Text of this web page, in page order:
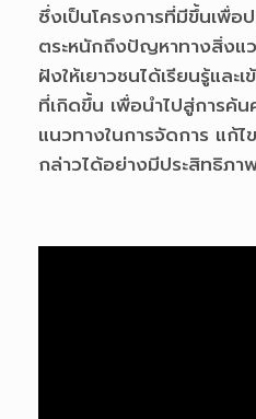
ซึ่งเป็นโครงการที่มีขึ้นเพื่อ
ตระหนักถึงปัญหาทางสิ่งแ
ฝังให้เยาวชนได้เรียนรู้และ
ที่เกิดขึ้น เพื่อนำไปสู่การค้
แนวทางในการจัดการ แก้
กล่าวได้อย่างมีประสิทธิภา